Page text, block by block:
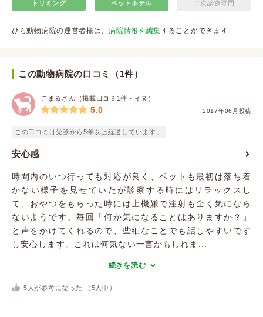
トリミング ペットホテル 二次診療専門
ひら動物病院の運営者様は、病院情報を編集することができます
この動物病院の口コミ（1件）
こまるさん（掲載口コミ1件・イヌ）
2017年06月投稿
5.0
この口コミは受診から5年以上経過しています。
安心感
時間内のいつ行っても対応が良く、ペットも最初は落ち着
かない様子を見せていたが診察する時にはリラックスし
て、おやつをもらった時には上機嫌で注射も全く気になら
ないようです。毎回「何か気になることはありますか？」
と声をかけてくれるので、些細なことでも話しやすいです
し安心します。これは何気ない一言かもしれま...
続きを読む
5 人が参考になった （ 5 人中）